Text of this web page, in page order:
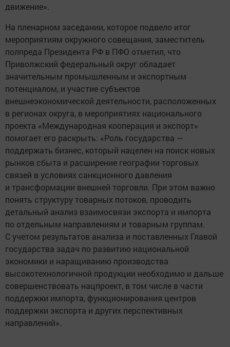
движение».
На пленарном заседании, которое подвело итог
мероприятиям окружного совещания, заместитель
полпреда Президента РФ в ПФО отметил, что
Приволжский федеральный округ обладает
значительным промышленным и экспортным
потенциалом, и участие субъектов
внешнеэкономической деятельности, расположенных
в регионах округа, в мероприятиях национального
проекта «Международная кооперация и экспорт»
помогает его раскрыть: «Роль государства —
поддержать бизнес, который нацелен на поиск новых
рынков сбыта и расширение географии торговых
связей в условиях санкционного давления
и трансформации внешней торговли. При этом важно
понять структуру товарных потоков, проводить
детальный анализ взаимосвязи экспорта и импорта
по отдельным направлениям и товарным группам.
С учетом результатов анализа и поставленных Главой
государства задач по развитию национальной
экономики и наращиванию производства
высокотехнологичной продукции необходимо и дальше
совершенствовать нацпроект, в том числе в части
поддержки импорта, функционирования центров
поддержки экспорта и других перспективных
направлений».